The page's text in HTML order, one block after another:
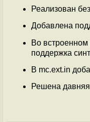
Реализован
Добавлена
Во встроенном
поддержка
В mc.ext.in
Решена